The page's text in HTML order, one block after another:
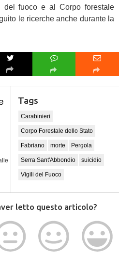
del fuoco e al Corpo forestale
le ricerche anche durante la
Tags
Carabinieri
Corpo Forestale dello Stato
Fabriano morte Pergola
Serra Sant'Abbondio suicidio
Vigili del Fuoco
letto questo articolo?